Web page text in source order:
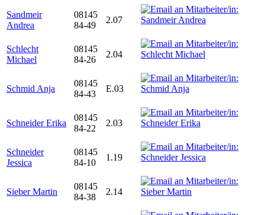
Sandmeir
Andrea
08145
84-49
2.07
Schlecht
Michael
08145
84-26
2.04
Schmid Anja
08145
84-43
E.03
Schneider Erika
08145
84-22
2.03
Schneider
Jessica
08145
84-10
1.19
Sieber Martin
08145
84-38
2.14